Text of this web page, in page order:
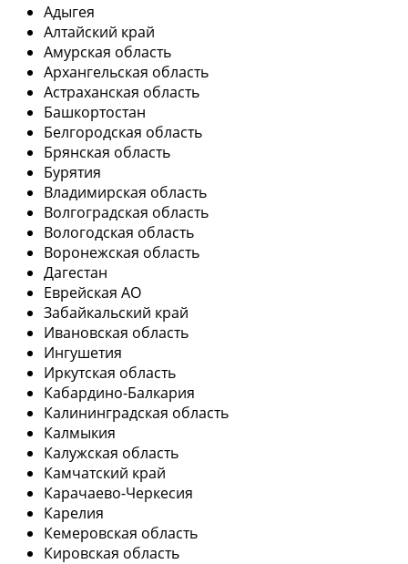
Адыгея
Алтайский край
Амурская область
Архангельская область
Астраханская область
Башкортостан
Белгородская область
Брянская область
Бурятия
Владимирская область
Волгоградская область
Вологодская область
Воронежская область
Дагестан
Еврейская АО
Забайкальский край
Ивановская область
Ингушетия
Иркутская область
Кабардино-Балкария
Калининградская область
Калмыкия
Калужская область
Камчатский край
Карачаево-Черкесия
Карелия
Кемеровская область
Кировская область